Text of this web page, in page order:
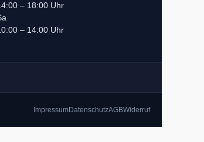
– 18:00 Uhr
– 14:00 Uhr
ImpressumDatenschutzAGBWiderruf